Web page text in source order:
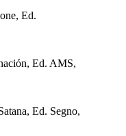
Ed.
Ed. AMS,
Ed. Segno,